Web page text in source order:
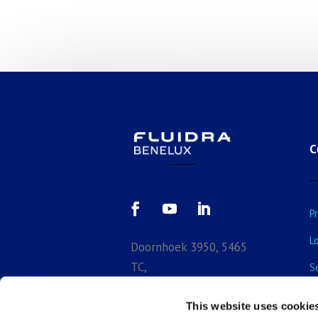
This website uses
Doornhoek 3950, 5465
TC,
Netherlands